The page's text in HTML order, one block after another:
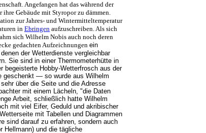
Angefangen hat das während der
ihre Gebäude mit Styropor zu dämmen.
zur Jahres- und Wintermitteltemperatur
inEbringen aufzuschreiben. Als sich
sich Wilhelm Nobis auch noch deren
gedachten Aufzeichnungenein
der Wetterdienste vergleichbar
Sie sind in einer Thermometerhütte in
begeisterte Hobby-Wetterfrosch aus der
geschenkt — so wurde aus Wilhelm
über die Seite und die Adresse
mit einem Lächeln, "die Daten
Arbeit, schließlich hatte Wilhelm
mit viel Eifer, Geduld und akribischer
mit Tabellen und Diagrammen
sind darauf zu erfahren, sondern auch
Hellmann) und die tägliche